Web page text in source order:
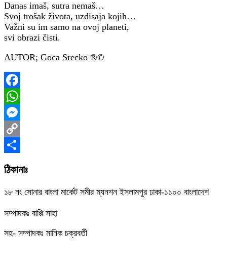
Danas imaš, sutra nemaš…
Svoj trošak života, uzdisaja kojih…
Važni su im samo na ovoj planeti,
svi obrazi čisti.
AUTOR; Goca Srecko ®️©️
Facebook
WhatsApp
Messenger
Copy
Link
Share
ঠিকানাঃ
১৮ নং সোনার বাংলা মার্কেট সমীর ম্যনশন ইসলামপুর ঢাকা-১১০০ বাংলাদেশ
সম্পাদকঃ বাপ্পি সাহা
সহ- সম্পাদকঃ মানিক চক্রবর্তী